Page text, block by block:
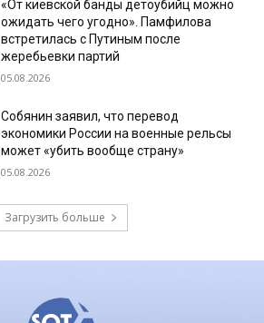
«От киевской банды детоубийц можно
ожидать чего угодно». Памфилова
встретилась с Путиным после
жеребьевки партий
05.08.2026
Собянин заявил, что перевод
экономики России на военные рельсы
может «убить вообще страну»
05.08.2026
Загрузить больше